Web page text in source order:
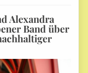
Alexandra
Band über